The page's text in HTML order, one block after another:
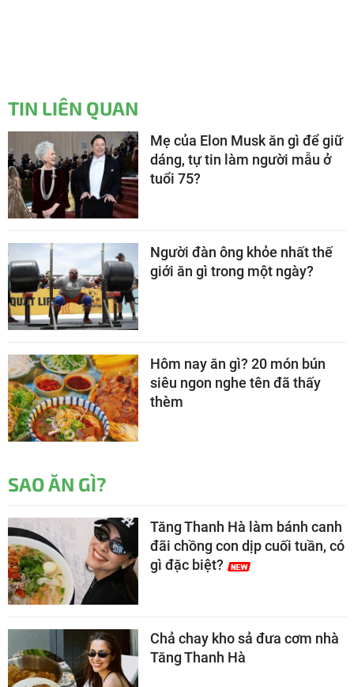
TIN LIÊN QUAN
Mẹ của Elon Musk ăn gì để giữ
dáng, tự tin làm người mẫu ở
tuổi 75?
Người đàn ông khỏe nhất thế
giới ăn gì trong một ngày?
Hôm nay ăn gì? 20 món bún
siêu ngon nghe tên đã thấy
thèm
SAO ĂN GÌ?
Tăng Thanh Hà làm bánh canh
đãi chồng con dịp cuối tuần, có
gì đặc biệt?
Chả chay kho sả đưa cơm nhà
Tăng Thanh Hà